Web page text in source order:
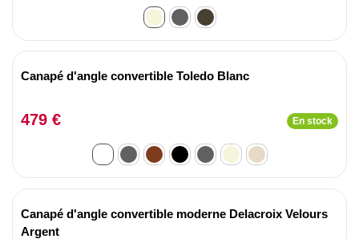
Canapé d'angle convertible Toledo Blanc
479 € En stock
Canapé d'angle convertible moderne Delacroix Velours
Argent